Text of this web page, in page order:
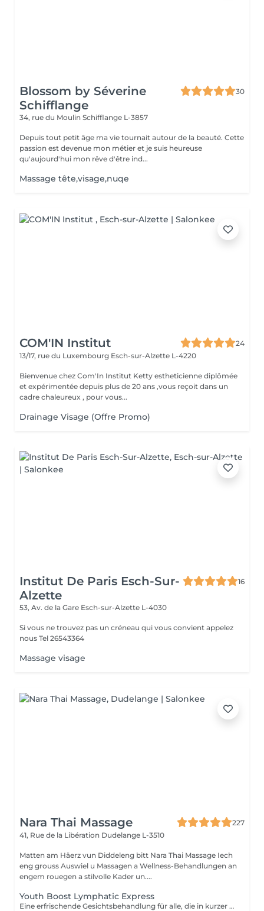
Blossom by Séverine
Schifflange
30
34, rue du Moulin Schifflange L-3857
Depuis tout petit âge ma vie tournait autour de la beauté. Cette
passion est devenue mon métier et je suis heureuse
qu'aujourd'hui mon rêve d'être ind...
Massage tête,visage,nuqe
COM'IN Institut
24
13/17, rue du Luxembourg Esch-sur-Alzette L-4220
Bienvenue chez Com'In Institut Ketty estheticienne diplômée
et expérimentée depuis plus de 20 ans ,vous reçoit dans un
cadre chaleureux , pour vous...
Drainage Visage (Offre Promo)
Institut De Paris Esch-Sur-
Alzette
16
53, Av. de la Gare Esch-sur-Alzette L-4030
Si vous ne trouvez pas un créneau qui vous convient appelez
nous Tel 26543364
Massage visage
Nara Thai Massage
227
41, Rue de la Libération Dudelange L-3510
Matten am Häerz vun Diddeleng bitt Nara Thai Massage Iech
eng grouss Auswiel u Massagen a Wellness-Behandlungen an
engem rouegen a stilvolle Kader un....
Youth Boost Lymphatic Express
Eine erfrischende Gesichtsbehandlung für alle, die in kurzer Zeit sichtbare Ergebnisse erzielen möchten. Reinigung, Peeling und gezielte Pflege sorgen für ein frisches, strahlendes und gepflegtes Hautbild. Auf Wunsch kann eine sanfte lymphatische Gesichtsdrainage integriert werden.